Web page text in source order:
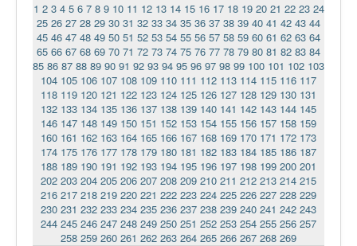
1 2 3 4 5 6 7 8 9 10 11 12 13 14 15 16 17 18 19 20 21 22 23 24
25 26 27 28 29 30 31 32 33 34 35 36 37 38 39 40 41 42 43 44
45 46 47 48 49 50 51 52 53 54 55 56 57 58 59 60 61 62 63 64
65 66 67 68 69 70 71 72 73 74 75 76 77 78 79 80 81 82 83 84
85 86 87 88 89 90 91 92 93 94 95 96 97 98 99 100 101 102 103
104 105 106 107 108 109 110 111 112 113 114 115 116 117
118 119 120 121 122 123 124 125 126 127 128 129 130 131
132 133 134 135 136 137 138 139 140 141 142 143 144 145
146 147 148 149 150 151 152 153 154 155 156 157 158 159
160 161 162 163 164 165 166 167 168 169 170 171 172 173
174 175 176 177 178 179 180 181 182 183 184 185 186 187
188 189 190 191 192 193 194 195 196 197 198 199 200 201
202 203 204 205 206 207 208 209 210 211 212 213 214 215
216 217 218 219 220 221 222 223 224 225 226 227 228 229
230 231 232 233 234 235 236 237 238 239 240 241 242 243
244 245 246 247 248 249 250 251 252 253 254 255 256 257
258 259 260 261 262 263 264 265 266 267 268 269